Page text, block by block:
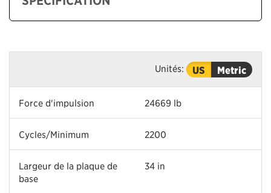
Unités: US Metric
Force d'impulsion 24669 lb
Cycles/Minimum 2200
Largeur de la plaque de
base
34 in